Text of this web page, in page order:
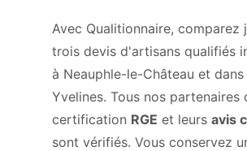
Avec Qualitionnaire, comparez
trois devis d'artisans qualifiés
à Neauphle-le-Château et dans
Yvelines. Tous nos partenaires
certification RGE et leurs avis
sont vérifiés. Vous conservez